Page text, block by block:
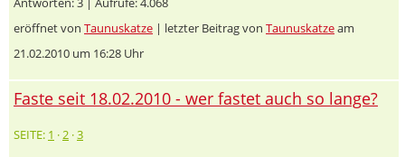
eröffnet von Taunuskatze | letzter Beitrag von Taunuskatzeam
21.02.2010 um 16:28 Uhr
Faste seit 18.02.2010 - wer fastet auch so lange?
SEITE: 1 ·2 ·3